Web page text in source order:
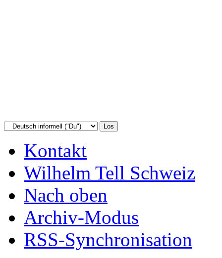
Kontakt
Wilhelm Tell Schweiz
Nach oben
Archiv-Modus
RSS-Synchronisation